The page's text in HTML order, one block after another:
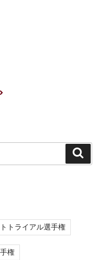
トライアル選手権
権